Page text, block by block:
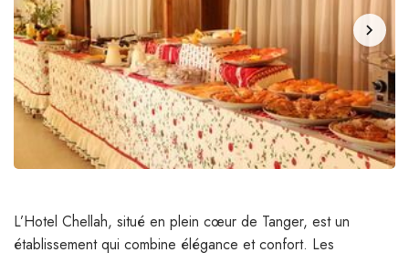
chevron_right
L’Hotel Chellah, situé en plein cœur de Tanger, est un
établissement qui combine élégance et confort. Les